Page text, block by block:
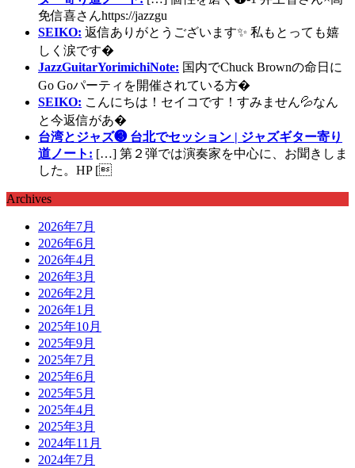
免信喜さんhttps://jazzgu
SEIKO: 返信ありがとうございます✨ 私もとっても嬉
しく涙です�
JazzGuitarYorimichiNote: 国内でChuck Brownの命日に
Go Goパーティを開催されている方�
SEIKO: こんにちは！セイコです！すみません💦なん
と今返信があ�
台湾とジャズ❸ 台北でセッション | ジャズギター寄り
道ノート: […] 第２弾では演奏家を中心に、お聞きしま
した。HP [
Archives
2026年7月
2026年6月
2026年4月
2026年3月
2026年2月
2026年1月
2025年10月
2025年9月
2025年7月
2025年6月
2025年5月
2025年4月
2025年3月
2024年11月
2024年7月